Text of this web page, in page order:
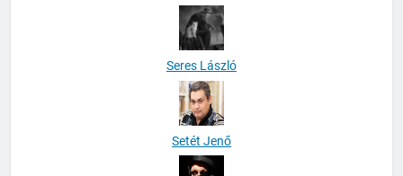
Seres László
Setét Jenő